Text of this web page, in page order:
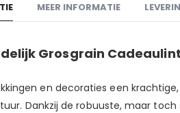
Grosgrain
en decoraties een
Dankzij de robuuste, maar
MEER INFORMATIE